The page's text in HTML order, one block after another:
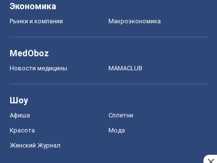
Экономика
Рынки и компании Mакроэкономика
MedOboz
Новости медицины MAMACLUB
Шоу
Афиша Сплетни
Красота Мода
Женский Журнал